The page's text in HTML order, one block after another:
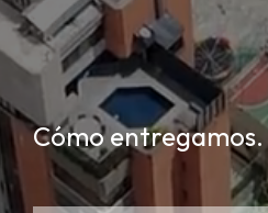
Cómo entregamos.